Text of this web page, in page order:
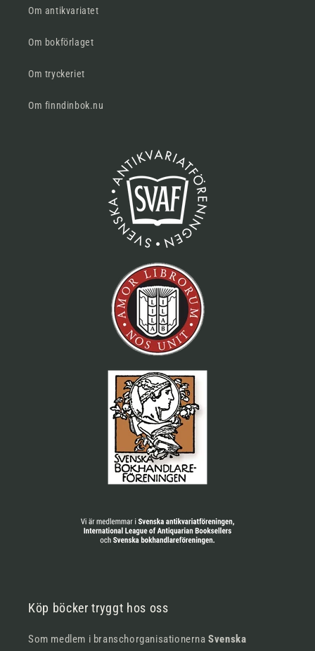
Om antikvariatet
Om bokförlaget
Om tryckeriet
Om finndinbok.nu
Köp böcker tryggt hos oss
Som medlem i branschorganisationernaSvenska